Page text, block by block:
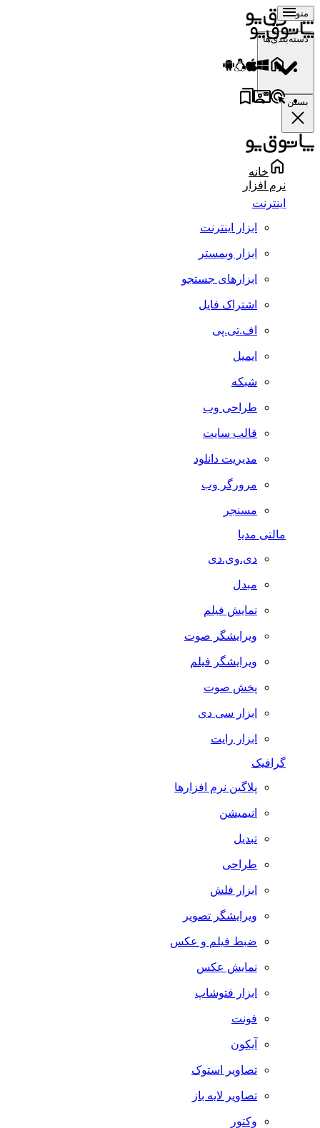
منو
دسته‌بندی‌ها
بستن
خانه
نرم افزار
اینترنت
ابزار اینترنت
ابزار وبمستر
ابزارهای جستجو
اشتراک فایل
اف.تی.پی
ایمیل
شبکه
طراحی وب
قالب سایت
مدیریت دانلود
مرورگر وب
مسنجر
مالتی مدیا
دی.وی.دی
مبدل
نمایش فیلم
ویرایشگر صوت
ویرایشگر فیلم
پخش صوت
ابزار سی دی
ابزار رایت
گرافیک
پلاگین نرم افزارها
انیمیشن
تبدیل
طراحی
ابزار فلش
ویرایشگر تصویر
ضبط فيلم و عكس
نمایش عکس
ابزار فتوشاپ
فونت
آیکون
تصاویر استوک
تصاویر لایه باز
وکتور